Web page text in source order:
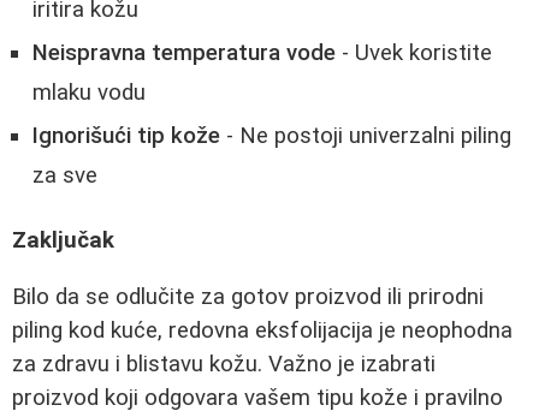
iritira kožu
Neispravna temperatura vode - Uvek koristite
mlaku vodu
Ignorišući tip kože - Ne postoji univerzalni piling
za sve
Zaključak
Bilo da se odlučite za gotov proizvod ili prirodni
piling kod kuće, redovna eksfolijacija je neophodna
za zdravu i blistavu kožu. Važno je izabrati
proizvod koji odgovara vašem tipu kože i pravilno